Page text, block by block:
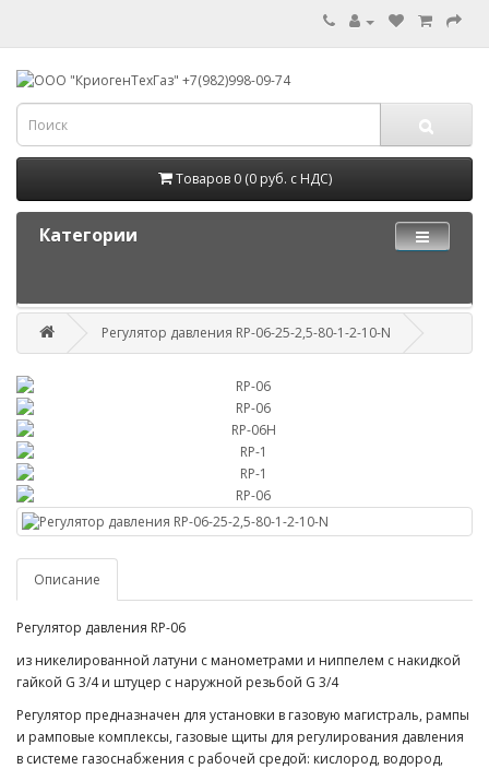
Товаров 0 (0 руб. с НДС)
Категории
Регулятор давления RP-06-25-2,5-80-1-2-10-N
Описание
Регулятор давления RP-06
из никелированной латуни с манометрами и ниппелем с накидкой
гайкой G 3/4 и штуцер с наружной резьбой G 3/4
Регулятор предназначен для установки в газовую магистраль, рампы
и рамповые комплексы, газовые щиты для регулирования давления
в системе газоснабжения с рабочей средой: кислород, водород,